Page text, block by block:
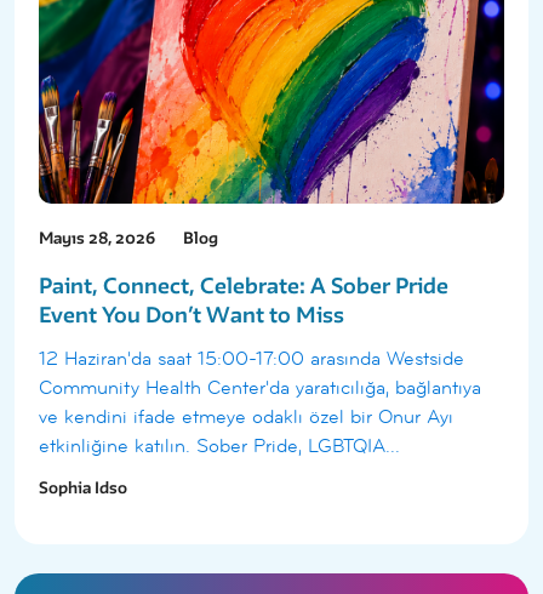
Mayıs 28, 2026 Blog
Paint, Connect, Celebrate: A Sober Pride
Event You Don’t Want to Miss
12 Haziran'da saat 15:00-17:00 arasında Westside
Community Health Center'da yaratıcılığa, bağlantıya
ve kendini ifade etmeye odaklı özel bir Onur Ayı
etkinliğine katılın. Sober Pride, LGBTQIA...
Sophia Idso